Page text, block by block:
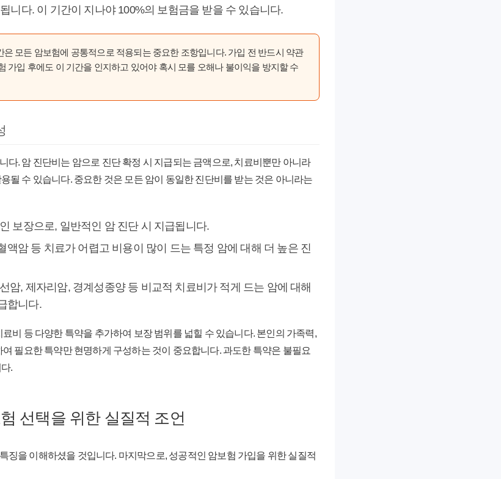
니다. 이 기간이 지나야 100%의 보험금을 받을 수 있습니다.
은 모든 암보험에 공통적으로 적용되는 중요한 조항입니다. 가입 전 반드시 약관
가입 후에도 이 기간을 인지하고 있어야 혹시 모를 오해나 불이익을 방지할 수
다. 암 진단비는 암으로 진단 확정 시 지급되는 금액으로, 치료비뿐만 아니라
될 수 있습니다. 중요한 것은 모든 암이 동일한 진단비를 받는 것은 아니라는
보장으로, 일반적인 암 진단 시 지급됩니다.
액암 등 치료가 어렵고 비용이 많이 드는 특정 암에 대해 더 높은 진
암, 제자리암, 경계성종양 등 비교적 치료비가 적게 드는 암에 대해
합니다.
비 등 다양한 특약을 추가하여 보장 범위를 넓힐 수 있습니다. 본인의 가족력,
필요한 특약만 현명하게 구성하는 것이 중요합니다. 과도한 특약은 불필요
.
선택을 위한 실질적 조언
징을 이해하셨을 것입니다. 마지막으로, 성공적인 암보험 가입을 위한 실질적